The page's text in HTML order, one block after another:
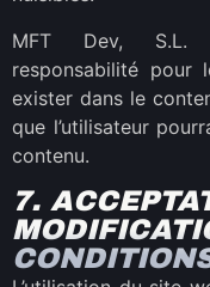
MFT Dev, S.L.
responsabilité pour
exister dans le
que l’utilisateur
contenu.
7.